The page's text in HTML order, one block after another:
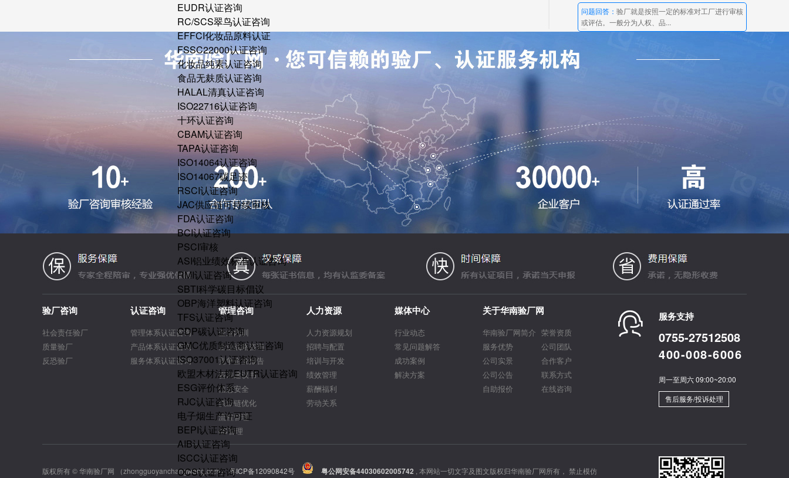
EUDR认证咨询
RC/SCS翠鸟认证咨询
EFFCI化妆品原料认证
FSSC22000认证咨询
化妆品纯素认证咨询
食品无麸质认证咨询
HALAL清真认证咨询
ISO22716认证咨询
十环认证咨询
CBAM认证咨询
TAPA认证咨询
ISO14064认证咨询
ISO14067碳足迹
RSCI认证咨询
JAC供应链可持续审核
FDA认证咨询
BCI认证咨询
PSCI审核
ASI铝业绩效标准认证咨询
RMI认证咨询
SBTI科学碳目标倡议
OBP海洋塑料认证咨询
TFS认证咨询
CDP碳认证咨询
GMC优质制造商认证咨询
ISO37001认证咨询
欧盟木材法规EUTR认证咨询
ESG评价体系
RJC认证咨询
电子烟生产许可证
BEPI认证咨询
AIB认证咨询
ISCC认证咨询
OCS认证咨询
问题回答： 验厂就是按照一定的标准对工厂进行审核
或评估。一般分为人权、品...
验厂咨询
社会责任验厂
质量验厂
反恐验厂
认证咨询
管理体系认证咨询
产品体系认证咨询
服务体系认证咨询
管理咨询
企业内训
企业战略咨询
竞争企业报告
咨询建议书
信息安全
供应链优化
流程管理
6S管理
人力资源
人力资源规划
招聘与配置
培训与开发
绩效管理
薪酬福利
劳动关系
媒体中心
行业动态
常见问题解答
成功案例
解决方案
关于华南验厂网
华南验厂网简介 荣誉资质
服务优势
公司团队
公司实景
合作客户
公司公告
联系方式
自助报价
在线咨询
服务支持
0755-27512508
400-008-6006
周一至周六 09:00~20:00
售后服务/投诉处理
版权所有 © 华南验厂网 （zhongguoyanchangwang.com）粤ICP备12090842号 粤公网安备44030602005742 , 本网站一切文字及图文版权归华南验厂网所有， 禁止模仿